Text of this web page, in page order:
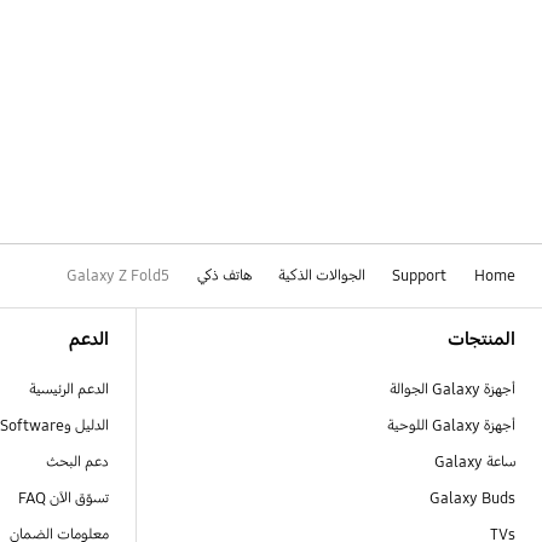
Home
Support الجوالات الذكية هاتف ذكي Galaxy Z Fold5
المنتجات
أجهزة Galaxy الجوالة
أجهزة Galaxy اللوحية
ساعة Galaxy
Galaxy Buds
TVs
الدعم
الدعم الرئيسية
الدليل وSoftware
دعم البحث
تسوّق الآن FAQ
معلومات الضمان